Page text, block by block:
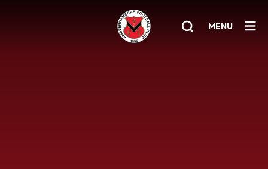
MENU